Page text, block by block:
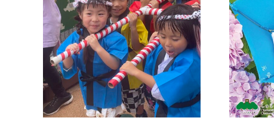
【広報誌】ワイヤーさが
2026年7月号に掲載しまし
た